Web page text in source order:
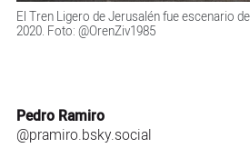
El Tren Ligero de Jerusalén fue escenario
2020. Foto: @OrenZiv1985
Pedro Ramiro
@pramiro.bsky.social